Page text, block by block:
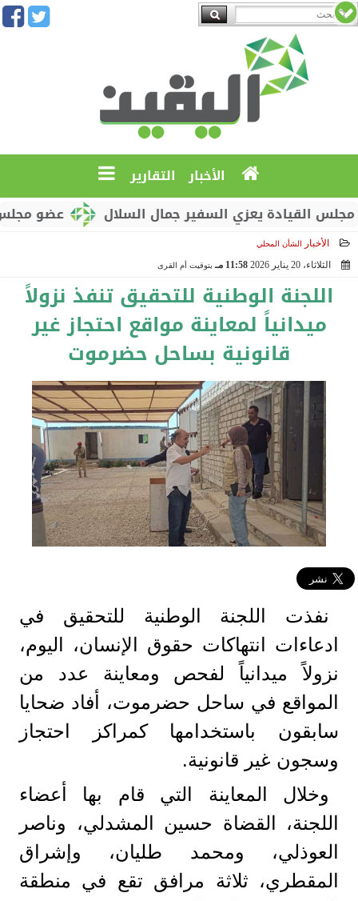
الأخبار التقارير
عضو مجلس
يعزي السفير جمال السلال
الأخبار الشأن المحلي
الثلاثاء، 20 يناير 2026 11:58 مـ بتوقيت أم القرى
اللجنة الوطنية للتحقيق تنفذ نزولاً
ميدانياً لمعاينة مواقع احتجاز غير
قانونية بساحل حضرموت
نفذت اللجنة الوطنية للتحقيق في
ادعاءات انتهاكات حقوق الإنسان، اليوم،
نزولاً ميدانياً لفحص ومعاينة عدد من
المواقع في ساحل حضرموت، أفاد ضحايا
سابقون باستخدامها كمراكز احتجاز
وسجون غير قانونية.
وخلال المعاينة التي قام بها أعضاء
اللجنة، القضاة حسين المشدلي، وناصر
العوذلي، ومحمد طليان، وإشراق
المقطري، ثلاثة مرافق تقع في منطقة